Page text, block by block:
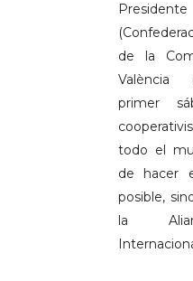
de la
València
primer
todo el
de hacer
posible,
la